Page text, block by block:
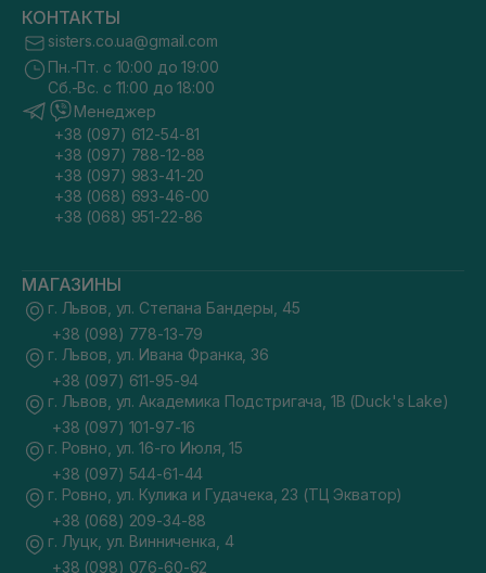
КОНТАКТЫ
sisters.co.ua@gmail.com
Пн.-Пт. с 10:00 до 19:00
Сб.-Вс. с 11:00 до 18:00
Менеджер
+38 (097) 612-54-81
+38 (097) 788-12-88
+38 (097) 983-41-20
+38 (068) 693-46-00
+38 (068) 951-22-86
МАГАЗИНЫ
г. Львов, ул. Степана Бандеры, 45
+38 (098) 778-13-79
г. Львов, ул. Ивана Франка, 36
+38 (097) 611-95-94
г. Львов, ул. Академика Подстригача, 1В (Duck's Lake)
+38 (097) 101-97-16
г. Ровно, ул. 16-го Июля, 15
+38 (097) 544-61-44
г. Ровно, ул. Кулика и Гудачека, 23 (ТЦ Экватор)
+38 (068) 209-34-88
г. Луцк, ул. Винниченка, 4
+38 (098) 076-60-62